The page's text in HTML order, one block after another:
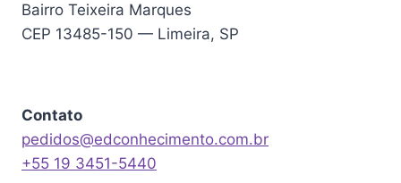
Bairro Teixeira Marques
CEP 13485-150 — Limeira, SP
Contato
pedidos@edconhecimento.com.br
+55 19 3451-5440